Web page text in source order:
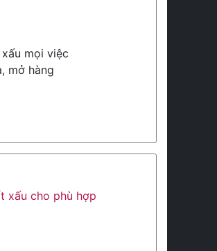
mọi việc
mở hàng
xấu cho phù hợp